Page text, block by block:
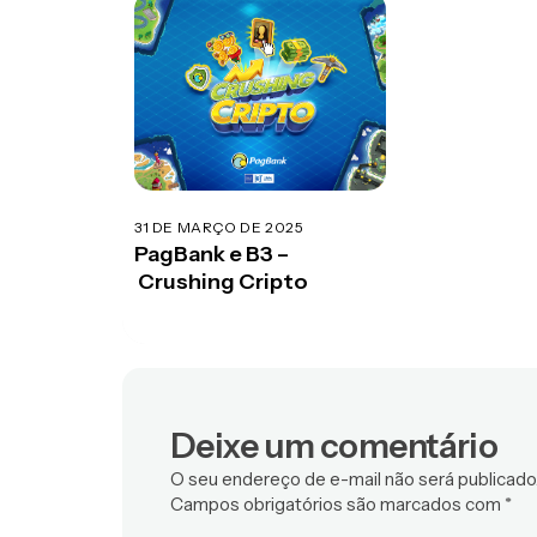
31 DE MARÇO DE 2025
PagBank e B3 –
Crushing Cripto
Deixe um comentário
O seu endereço de e-mail não será
Campos obrigatórios são marcados com *